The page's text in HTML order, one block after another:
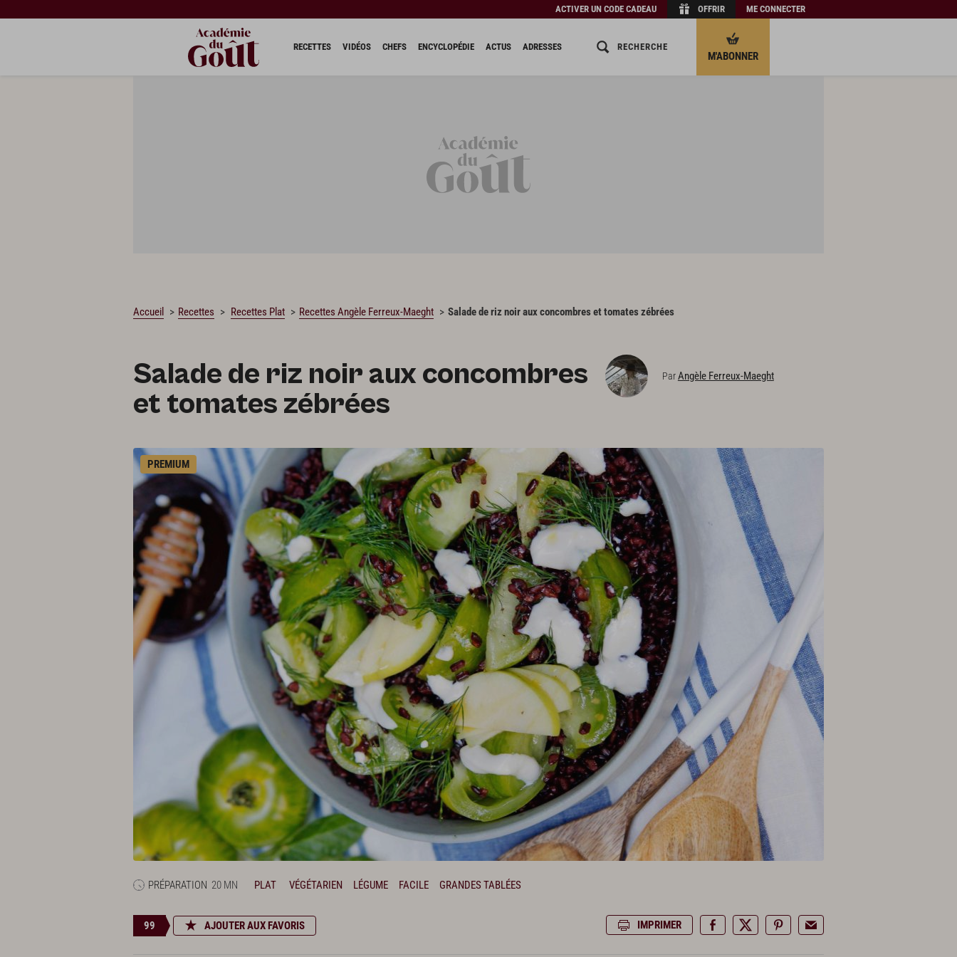
ACTIVER UN CODE CADEAU OFFRIR ME CONNECTER
RECETTES VIDÉOS CHEFS ENCYCLOPÉDIE ACTUS ADRESSES RECHERCHE
M'ABONNER
Accueil Recettes Recettes Plat Recettes Angèle Ferreux-Maeght Salade de riz noir aux concombres et tomates zébrées
Salade de riz noir aux concombres
et tomates zébrées
ParAngèle Ferreux-Maeght
PREMIUM
PRÉPARATION 20 MN PLAT VÉGÉTARIEN LÉGUME FACILE GRANDES TABLÉES
99 AJOUTER AUX FAVORIS IMPRIMER
CHARGEMENT…